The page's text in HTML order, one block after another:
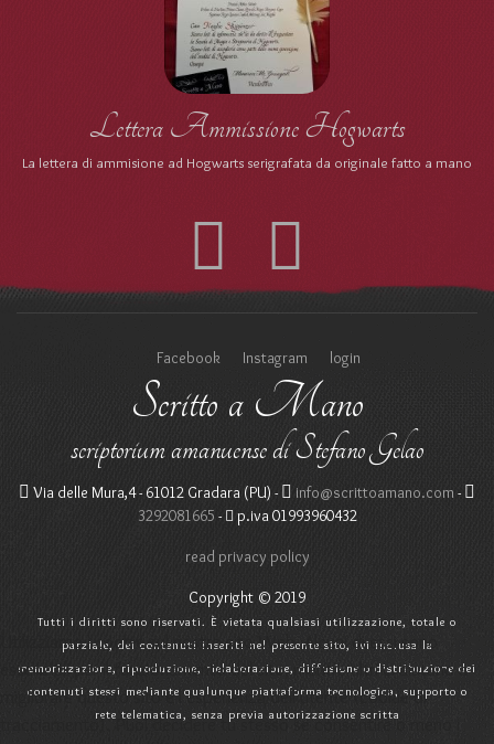
Lettera Ammissione Hogwarts
La lettera di ammisione ad Hogwarts serigrafata da originale fatto a mano
Facebook Instagram login
Scritto a Mano
scriptorium amanuense di Stefano Gelao
Via delle Mura,4 - 61012 Gradara (PU) - info@scrittoamano.com -
3292081665 - p.iva 01993960432
read privacy policy
Copyright © 2019
Tutti i diritti sono riservati. È vietata qualsiasi utilizzazione, totale o
parziale, dei contenuti inseriti nel presente sito, ivi inclusa la
memorizzazione, riproduzione, rielaborazione, diffusione o distribuzione dei
contenuti stessi mediante qualunque piattaforma tecnologica, supporto o
rete telematica, senza previa autorizzazione scritta
Utilizziamo i cookie sul nostro sito Web. Alcuni di essi sono
essenziali per il funzionamento del sito, mentre altri ci aiutano a
migliorare questo sito e l'esperienza dell'utente (cookie di
tracciamento). Puoi decidere tu stesso se consentire o meno i